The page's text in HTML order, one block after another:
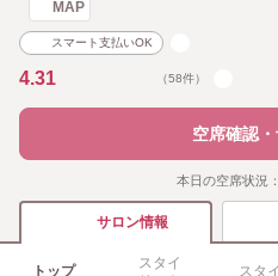
MAP
スマート支払いOK
4.31 （58件）
空席確認
本日の空席状況：
サロン情報
トップ
スタイ
スタ